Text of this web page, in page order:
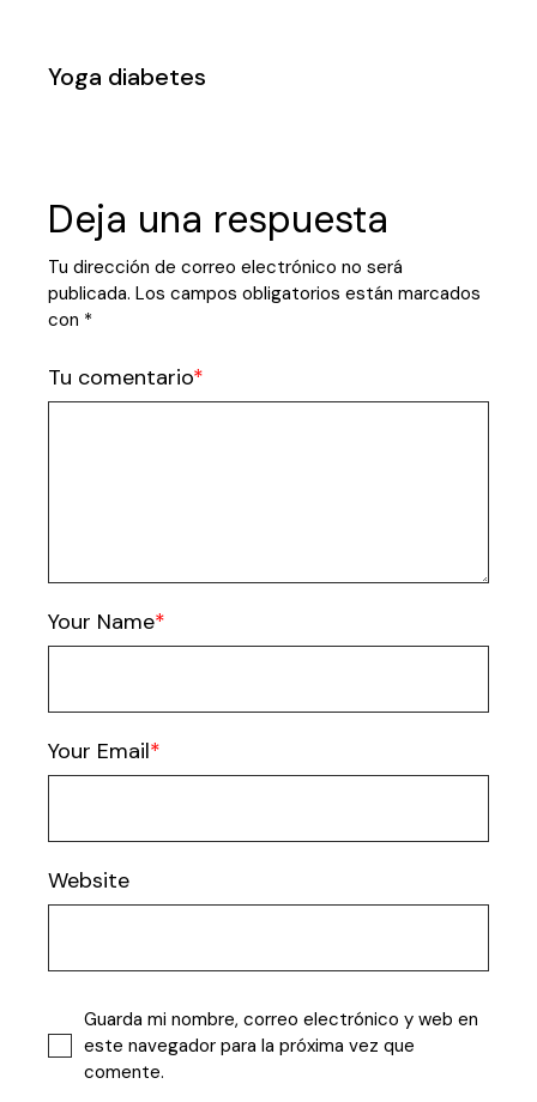
Yoga diabetes
Deja una respuesta
Tu dirección de correo electrónico no será
publicada. Los campos obligatorios están marcados
con *
Tu comentario
Your Name
Your Email
Website
Guarda mi nombre, correo electrónico y web en
este navegador para la próxima vez que
comente.